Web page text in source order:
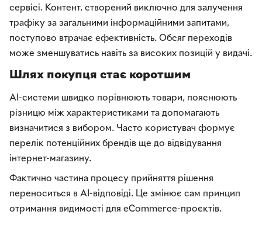
сервісі. Контент, створений виключно для залучення
трафіку за загальними інформаційними запитами,
поступово втрачає ефективність. Обсяг переходів
може зменшуватись навіть за високих позицій у видачі.
Шлях покупця стає коротшим
AI-системи швидко порівнюють товари, пояснюють
різницю між характеристиками та допомагають
визначитися з вибором. Часто користувач формує
перелік потенційних брендів ще до відвідування
інтернет-магазину.
Фактично частина процесу прийняття рішення
переноситься в AI-відповіді. Це змінює сам принцип
отримання видимості для eCommerce-проєктів.